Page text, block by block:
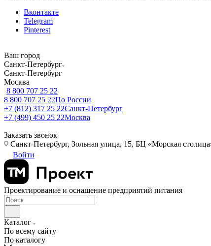
Вконтакте
Telegram
Pinterest
Ваш город
Санкт-Петербург
Санкт-Петербург
Москва
8 800 707 25 22
8 800 707 25 22По России
+7 (812) 317 25 22Санкт-Петербург
+7 (499) 450 25 22Москва
Заказать звонок
Санкт-Петербург, Зольная улица, 15, БЦ «Морская
Войти
Проектирование и оснащение предприятий питания
Каталог
По всему сайту
По каталогу